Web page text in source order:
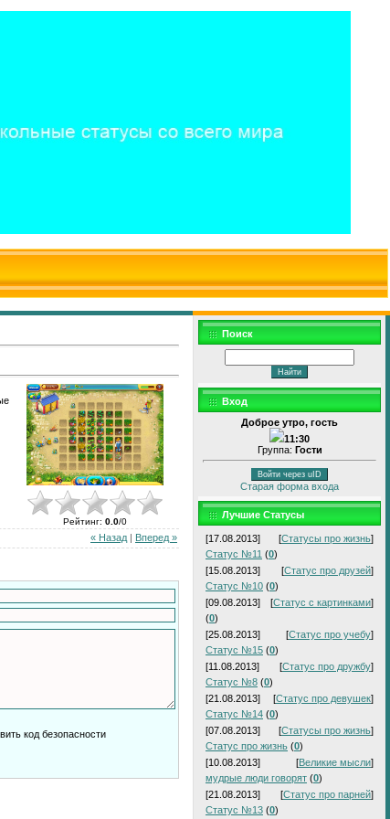
Рейтинг: 0.0/0
« Назад Вперед »
Поиск
Вход
Доброе утро, гость
11:30
Группа: Гости
Войти через uID
Старая форма входа
Лучшие Статусы
[17.08.2013] [Статусы про жизнь]
Статус №11 (0)
[15.08.2013]
[Статус про друзей]
Статус №10 (0)
[09.08.2013]
[Статус с картинками]
(0)
[25.08.2013]
[Статус про учебу]
Статус №15 (0)
[11.08.2013]
[Статус про дружбу]
Статус №8 (0)
[21.08.2013]
[Статус про девушек]
Статус №14 (0)
[07.08.2013]
[Статусы про жизнь]
Статус про жизнь (0)
[10.08.2013]
[Великие мысли]
мудрые люди говорят (0)
[21.08.2013]
[Статус про парней]
Статус №13 (0)